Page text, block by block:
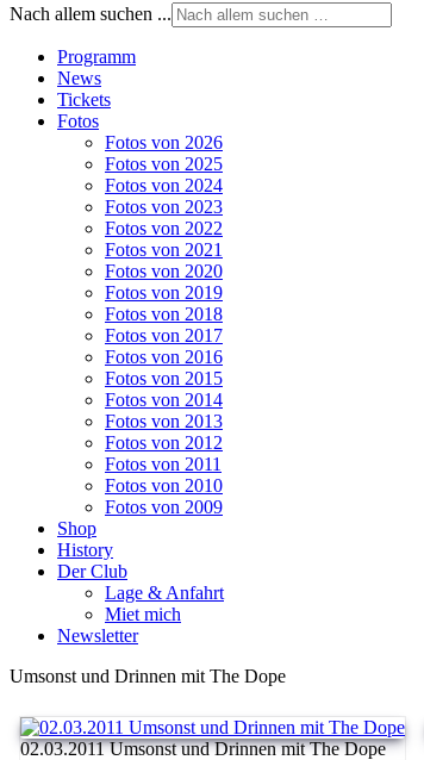
Nach allem suchen ...
Programm
News
Tickets
Fotos
Fotos von 2026
Fotos von 2025
Fotos von 2024
Fotos von 2023
Fotos von 2022
Fotos von 2021
Fotos von 2020
Fotos von 2019
Fotos von 2018
Fotos von 2017
Fotos von 2016
Fotos von 2015
Fotos von 2014
Fotos von 2013
Fotos von 2012
Fotos von 2011
Fotos von 2010
Fotos von 2009
Shop
History
Der Club
Lage & Anfahrt
Miet mich
Newsletter
Umsonst und Drinnen mit The Dope
02.03.2011 Umsonst und Drinnen mit The Dope